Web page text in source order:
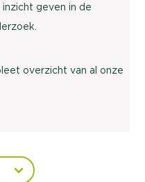
geven in de
overzicht van al onze